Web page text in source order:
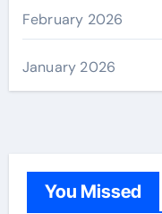
f
o
:
February 2026
January 2026
You Missed